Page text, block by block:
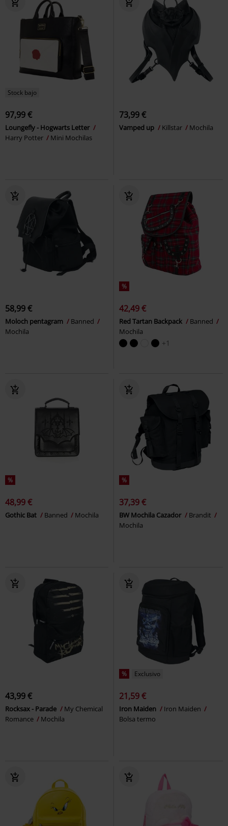
Stock bajo
97,99 €
Loungefly - Hogwarts Letter
Harry Potter
Mini Mochilas
73,99 €
Vamped up Killstar Mochila
58,99 €
Moloch pentagram
Banned
Mochila
%
42,49 €
Red Tartan Backpack
Banned
Mochila
+1
%
48,99 €
Gothic Bat Banned Mochila
%
37,39 €
BW Mochila Cazador
Brandit
Mochila
43,99 €
Rocksax - Parade
My Chemical
Romance
Mochila
% Exclusivo
21,59 €
Iron Maiden
Iron Maiden
Bolsa termo